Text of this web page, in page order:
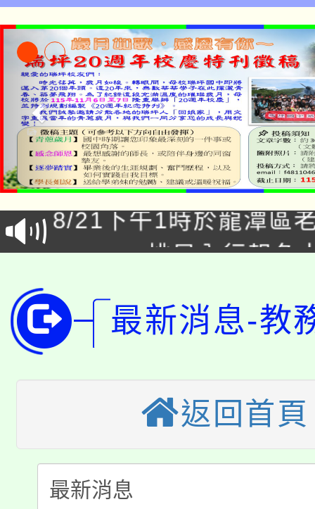
公告本校115學年度第
代理(課)教師甄選結果
告(尚有缺額)
「本色祭」8/29、30在
場熱烈登場!
8/21下午1時於龍潭區
徵才活動。
YOUNG桃局內行報名
開!
115年桃園市運動會8/
田徑場及游泳池舉行。
桃園市低收入戶享有免
半價優惠，詳情可洽有
者。
大園自造教育及科技中
份教師增能研習
大溪自造教育及科技
份教師研習
淨零綠生活教案入校路
會
公告本校115學年度第
最新消息-教
返回首頁